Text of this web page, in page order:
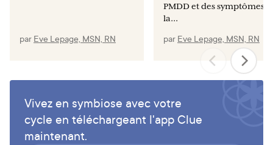
par Eve Lepage, MSN, RN
PMDD et des symptômes
la...
par Eve Lepage, MSN, RN
Vivez en symbiose avec votre
cycle en téléchargeant l'app Clue
maintenant.